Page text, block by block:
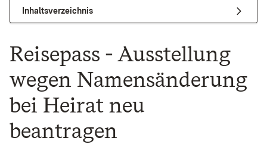
Inhaltsverzeichnis
Reisepass - Ausstellung
wegen Namensänderung
bei Heirat neu
beantragen